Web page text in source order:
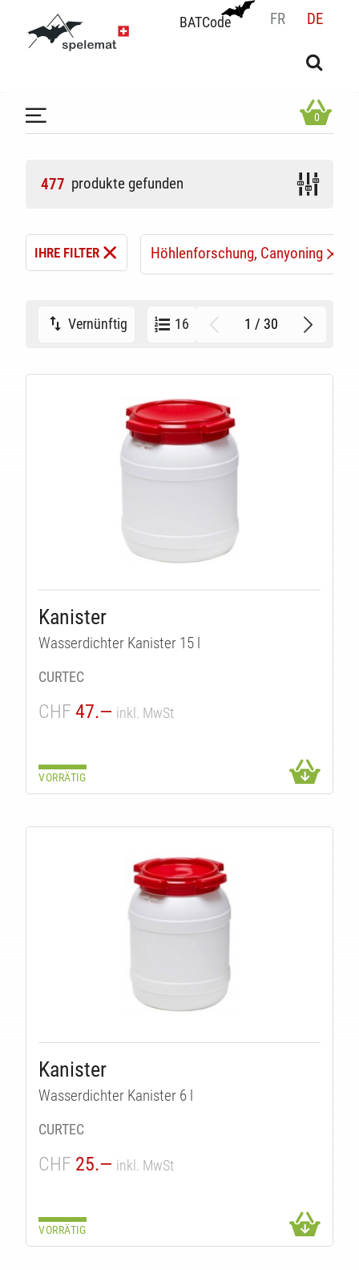
BATCode FR DE
BATCode
OK
0
477 produkte gefunden
IHRE FILTER Höhlenforschung, Canyoning
Vernünftig 16 1 / 30
Kanister
Wasserdichter Kanister 15 l
CURTEC
CHF 47.— inkl. MwSt
VORRÄTIG
Kanister
Wasserdichter Kanister 6 l
CURTEC
CHF 25.— inkl. MwSt
VORRÄTIG